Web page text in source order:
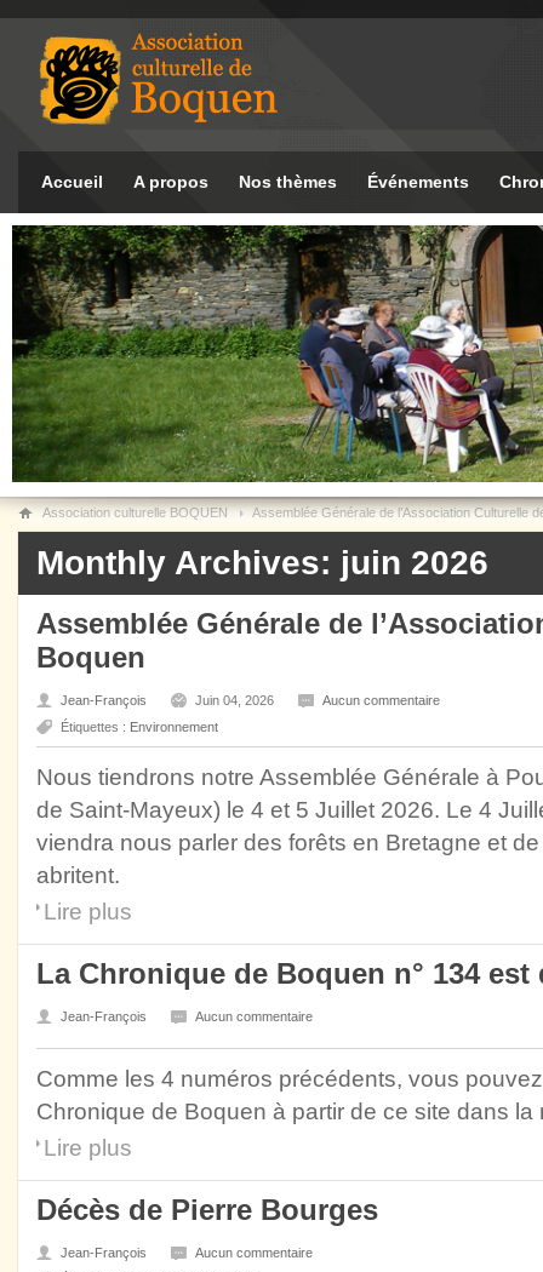
Accueil A propos Nos thèmes Événements
Association culturelle BOQUEN Assemblée Générale de l’Association Culturelle
Monthly Archives: juin 2026
Assemblée Générale de
Boquen
Jean-François Juin 04, 2026
Aucun commentaire
Étiquettes : Environnement
Nous tiendrons notre Assemblée Générale à
de Saint-Mayeux) le 4 et 5 Juillet 2026. Le 4
viendra nous parler des forêts en Bretagne et
abritent.
Lire plus
La Chronique de Boquen n° 134
Jean-François Aucun commentaire
Comme les 4 numéros précédents, vous
Chronique de Boquen à partir de ce site dans
Lire plus
Décès de Pierre Bourges
Jean-François
Aucun commentaire